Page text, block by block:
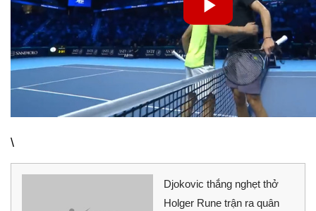
\
Djokovic thắng nghẹt thở
Holger Rune trận ra quân